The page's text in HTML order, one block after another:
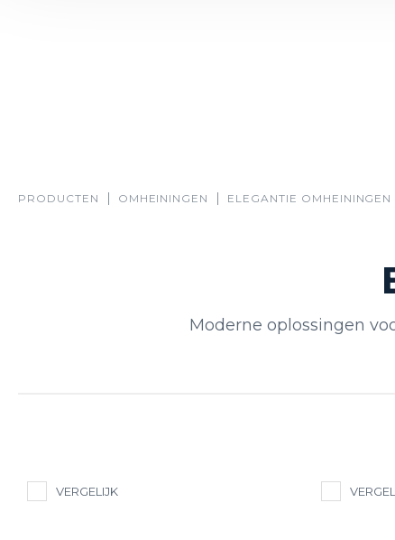
PRODUCTEN OMHEININGEN ELEGANTIE OMHEININGEN
Moderne oplossingen
VERGELIJK